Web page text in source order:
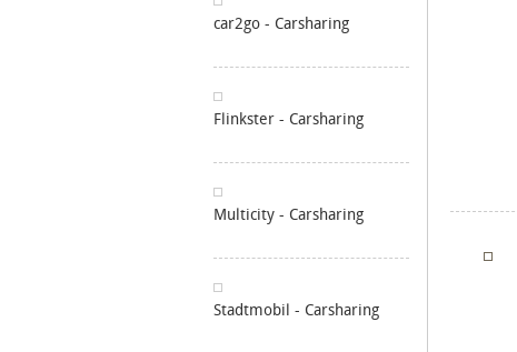
car2go - Carsharing
Flinkster - Carsharing
Multicity - Carsharing
Stadtmobil - Carsharing